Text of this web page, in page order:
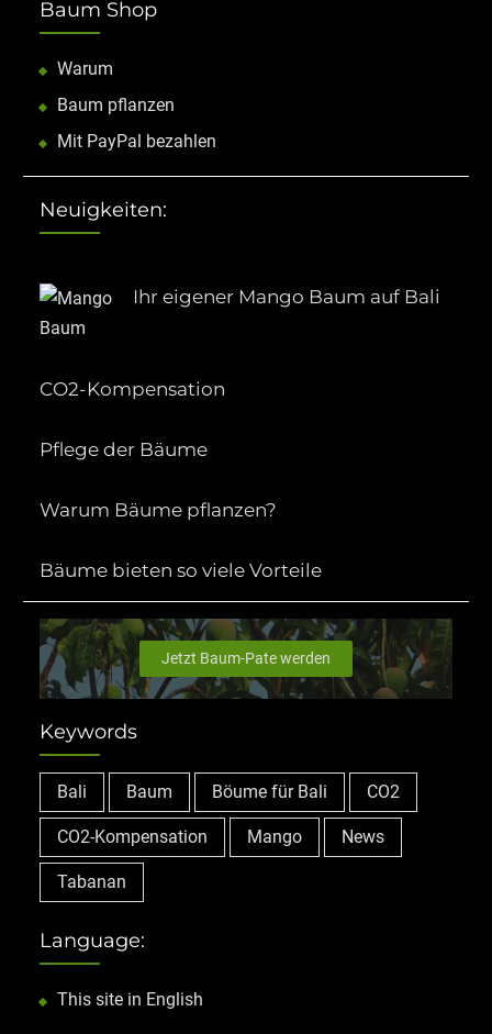
Baum Shop
Warum
Baum pflanzen
Mit PayPal bezahlen
Neuigkeiten:
Ihr eigener Mango Baum auf Bali
CO2-Kompensation
Pflege der Bäume
Warum Bäume pflanzen?
Bäume bieten so viele Vorteile
Jetzt Baum-Pate werden
Keywords
Bali Baum Böume für Bali CO2
CO2-Kompensation Mango News
Tabanan
Language:
This site in English